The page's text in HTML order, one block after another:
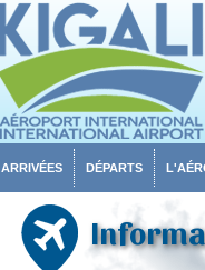
ARRIVÉES DÉPARTS